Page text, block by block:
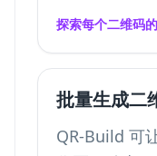
探索每个二维码
批量生成二
QR-Build 可